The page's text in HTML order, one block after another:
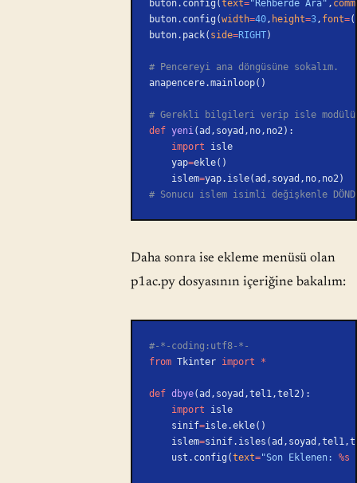
buton.config(text="Rehberde Ara" ,
buton.config(width=40, height=3, font=(
buton.pack( side=RIGHT)
# Pencereyi ana döngüsüne sokalım.
anapencere.mainloop()
# Gerekli bilgileri verip isle
def yeni(ad,soyad,no,no2):
    import
isle
    yap
=ekle()
    islem
=yap.isle(ad,soyad,no,no2)
# Sonucu islem isimli değişkenle
Daha sonra ise ekleme menüsü olan
p1ac.py dosyasının içeriğine bakalım:
#-*-coding:utf8-*-
from Tkinter import *
def dbye(ad,soyad,tel1,tel2):
    import
isle
    sinif
=isle.ekle()
    islem
=
    ust.config(
text="Son Eklenen: %s